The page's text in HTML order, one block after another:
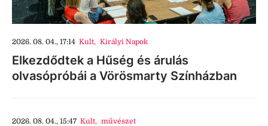
2026. 08. 04., 17:14 Kult, Királyi Napok
Elkezdődtek a Hűség és árulás
olvasópróbái a Vörösmarty Színházban
2026. 08. 04., 15:47 Kult, művészet